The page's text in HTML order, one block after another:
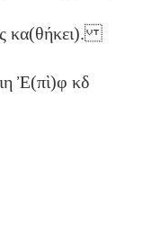
κα(θήκει).
ιη Ἐ(πὶ)φ κδ